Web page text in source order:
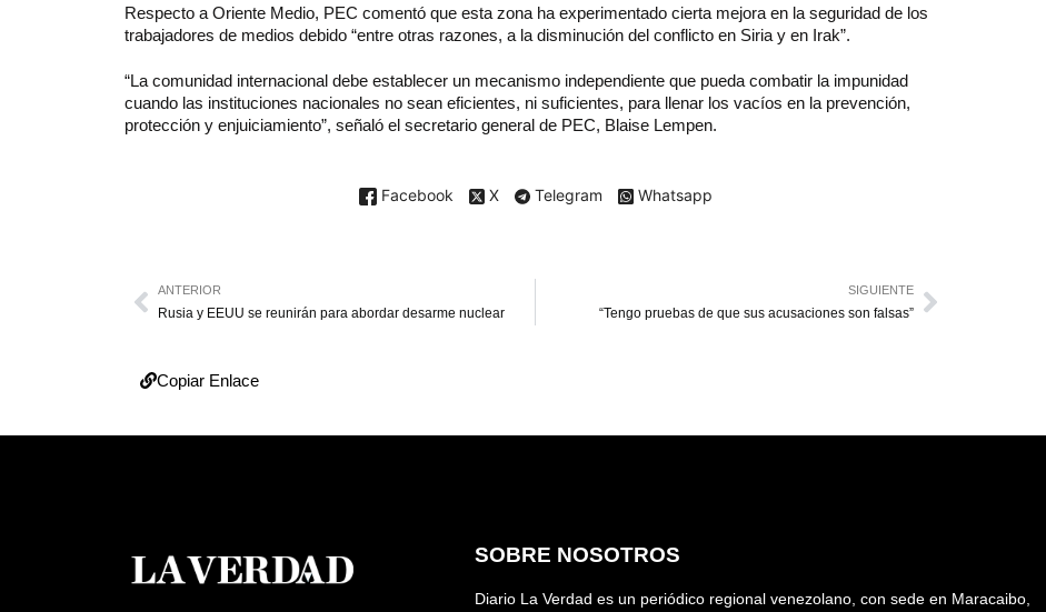
Respecto a Oriente Medio, PEC comentó que esta zona ha experimentado cierta mejora en la seguridad de los
trabajadores de medios debido “entre otras razones, a la disminución del conflicto en Siria y en Irak”.
“La comunidad internacional debe establecer un mecanismo independiente que pueda combatir la impunidad
cuando las instituciones nacionales no sean eficientes, ni suficientes, para llenar los vacíos en la prevención,
protección y enjuiciamiento”, señaló el secretario general de PEC, Blaise Lempen.
Facebook X Telegram Whatsapp
ANTERIOR
Rusia y EEUU se reunirán para abordar desarme nuclear
SIGUIENTE
“Tengo pruebas de que sus acusaciones son falsas”
Copiar Enlace
SOBRE NOSOTROS
Diario La Verdad es un periódico regional venezolano, con sede en Maracaibo,